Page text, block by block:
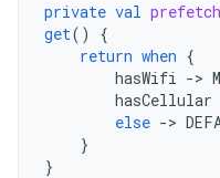
private val
get()
{
return when {
hasWifi ->
hasCellular
else ->
}
}